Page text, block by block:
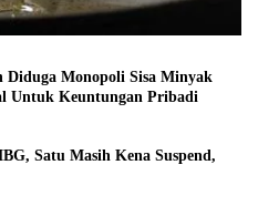
Diduga Monopoli Sisa Minyak
Untuk Keuntungan Pribadi
Satu Masih Kena Suspend,